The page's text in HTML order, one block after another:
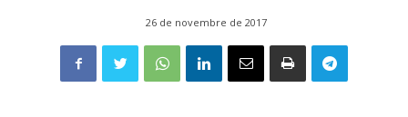
26 de novembre de 2017